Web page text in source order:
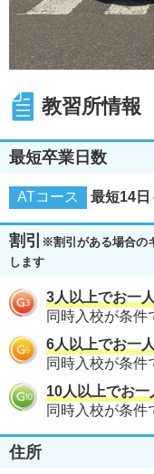
★オンライン学科授
ト、ノートPC及び
教習所情報
最短卒業日数
ATコース 最短14日
割引
※割引がある場合の
します
3人以上でお一
同時入校が条件
6人以上でお一
同時入校が条件
10人以上でお一
同時入校が条件
住所